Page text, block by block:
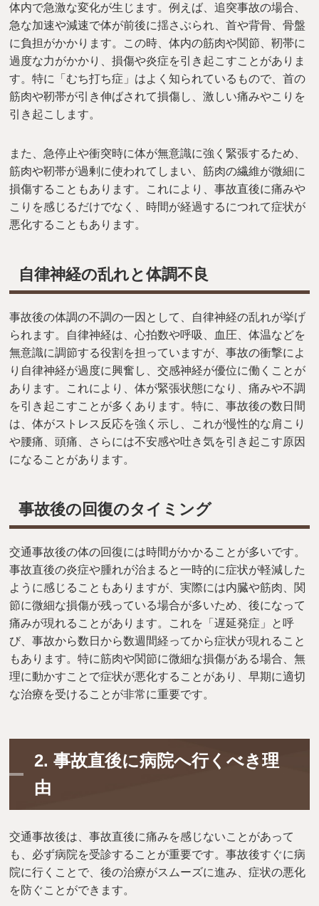
体内で急激な変化が生じます。例えば、追突事故の場合、
急な加速や減速で体が前後に揺さぶられ、首や背骨、骨盤
に負担がかかります。この時、体内の筋肉や関節、靭帯に
過度な力がかかり、損傷や炎症を引き起こすことがありま
す。特に「むち打ち症」はよく知られているもので、首の
筋肉や靭帯が引き伸ばされて損傷し、激しい痛みやこりを
引き起こします。
また、急停止や衝突時に体が無意識に強く緊張するため、
筋肉や靭帯が過剰に使われてしまい、筋肉の繊維が微細に
損傷することもあります。これにより、事故直後に痛みや
こりを感じるだけでなく、時間が経過するにつれて症状が
悪化することもあります。
自律神経の乱れと体調不良
事故後の体調の不調の一因として、自律神経の乱れが挙げ
られます。自律神経は、心拍数や呼吸、血圧、体温などを
無意識に調節する役割を担っていますが、事故の衝撃によ
り自律神経が過度に興奮し、交感神経が優位に働くことが
あります。これにより、体が緊張状態になり、痛みや不調
を引き起こすことが多くあります。特に、事故後の数日間
は、体がストレス反応を強く示し、これが慢性的な肩こり
や腰痛、頭痛、さらには不安感や吐き気を引き起こす原因
になることがあります。
事故後の回復のタイミング
交通事故後の体の回復には時間がかかることが多いです。
事故直後の炎症や腫れが治まると一時的に症状が軽減した
ように感じることもありますが、実際には内臓や筋肉、関
節に微細な損傷が残っている場合が多いため、後になって
痛みが現れることがあります。これを「遅延発症」と呼
び、事故から数日から数週間経ってから症状が現れること
もあります。特に筋肉や関節に微細な損傷がある場合、無
理に動かすことで症状が悪化することがあり、早期に適切
な治療を受けることが非常に重要です。
2. 事故直後に病院へ行くべき理
由
交通事故後は、事故直後に痛みを感じないことがあって
も、必ず病院を受診することが重要です。事故後すぐに病
院に行くことで、後の治療がスムーズに進み、症状の悪化
を防ぐことができます。